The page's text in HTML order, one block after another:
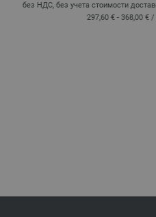
без НДС, без учета стоимости
297,60 € - 368,00 € /